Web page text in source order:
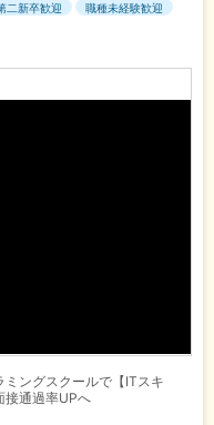
二新卒歓迎
職種未経験歓迎
ングスクールで【ITスキ
接通過率UPへ